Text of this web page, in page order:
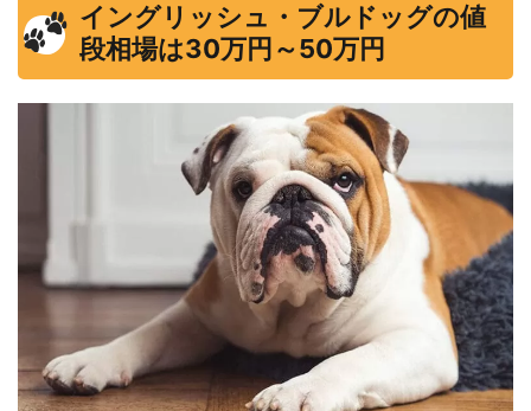
イングリッシュ・ブルドッグの値
段相場は30万円～50万円